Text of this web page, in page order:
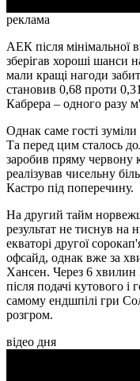
реклама
АЕК після мінімальної
зберігав хороші шанси
мали кращі нагоди
становив 0,68 проти
Кабрера – одного разу
Однак саме гості
Та перед цим сталось
заробив пряму червону
реалізував чисельну
Кастро під поперечину.
На другий тайм
результат не тиснув на
екваторі другої
офсайд, однак вже за
Хансен. Через 6
після подачі кутового
самому ендшпілі гри
розгром.
відео дня